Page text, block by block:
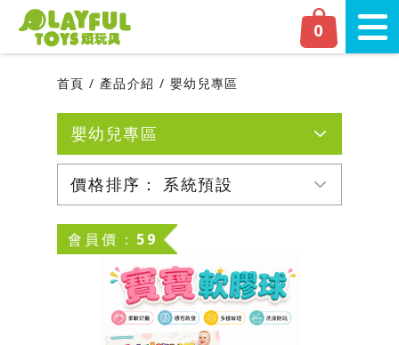
Playful Toys 頑‧玩具
切
0
首頁 產品介紹 嬰幼兒專區
嬰幼兒專區
全部產品
新品上市
磁力片專區
嬰幼兒專區
價格排序： 系統預設
系統預設
由高至低
由低至高
會員價：59